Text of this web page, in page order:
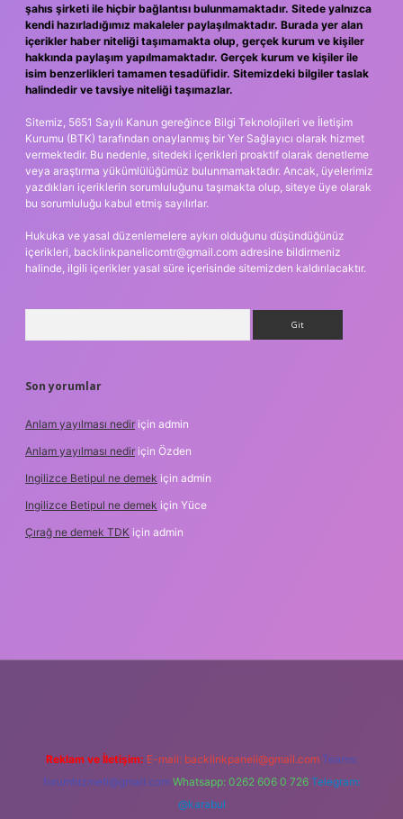
şahıs şirketi ile hiçbir bağlantısı bulunmamaktadır. Sitede yalnızca
kendi hazırladığımız makaleler paylaşılmaktadır. Burada yer alan
içerikler haber niteliği taşımamakta olup, gerçek kurum ve kişiler
hakkında paylaşım yapılmamaktadır. Gerçek kurum ve kişiler ile
isim benzerlikleri tamamen tesadüfidir. Sitemizdeki bilgiler taslak
halindedir ve tavsiye niteliği taşımazlar.
Sitemiz, 5651 Sayılı Kanun gereğince Bilgi Teknolojileri ve İletişim
Kurumu (BTK) tarafından onaylanmış bir Yer Sağlayıcı olarak hizmet
vermektedir. Bu nedenle, sitedeki içerikleri proaktif olarak denetleme
veya araştırma yükümlülüğümüz bulunmamaktadır. Ancak, üyelerimiz
yazdıkları içeriklerin sorumluluğunu taşımakta olup, siteye üye olarak
bu sorumluluğu kabul etmiş sayılırlar.
Hukuka ve yasal düzenlemelere aykırı olduğunu düşündüğünüz
içerikleri, backlinkpanelicomtr@gmail.com adresine bildirmeniz
halinde, ilgili içerikler yasal süre içerisinde sitemizden kaldırılacaktır.
Son yorumlar
Anlam yayılması nedir için admin
Anlam yayılması nedir için Özden
Ingilizce Betipul ne demek için admin
Ingilizce Betipul ne demek için Yüce
Çırağ ne demek TDK için admin
Reklam ve İletişim: E-mail: backlinkpaneli@gmail.com Teams:
forumhizmeti@gmail.com Whatsapp: 0262 606 0 726 Telegram:
@karabul